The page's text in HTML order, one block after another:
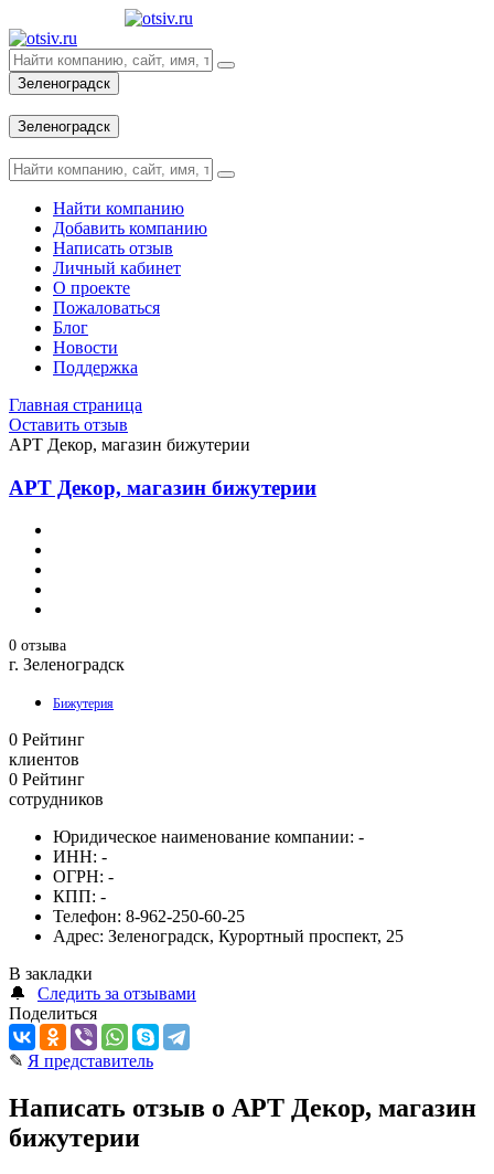
Зеленоградск
Зеленоградск
Найти компанию
Добавить компанию
Написать отзыв
Личный кабинет
О проекте
Пожаловаться
Блог
Новости
Поддержка
Главная страница
Оставить отзыв
АРТ Декор, магазин бижутерии
АРТ Декор, магазин бижутерии
0 отзыва
г. Зеленоградск
Бижутерия
0 Рейтинг
клиентов
0 Рейтинг
сотрудников
Юридическое наименование компании: -
ИНН: -
ОГРН: -
КПП: -
Телефон: 8-962-250-60-25
Адрес: Зеленоградск, Курортный проспект, 25
В закладки
🔔
Следить за отзывами
Поделиться
✎ Я представитель
Написать отзыв о АРТ Декор, магазин
бижутерии